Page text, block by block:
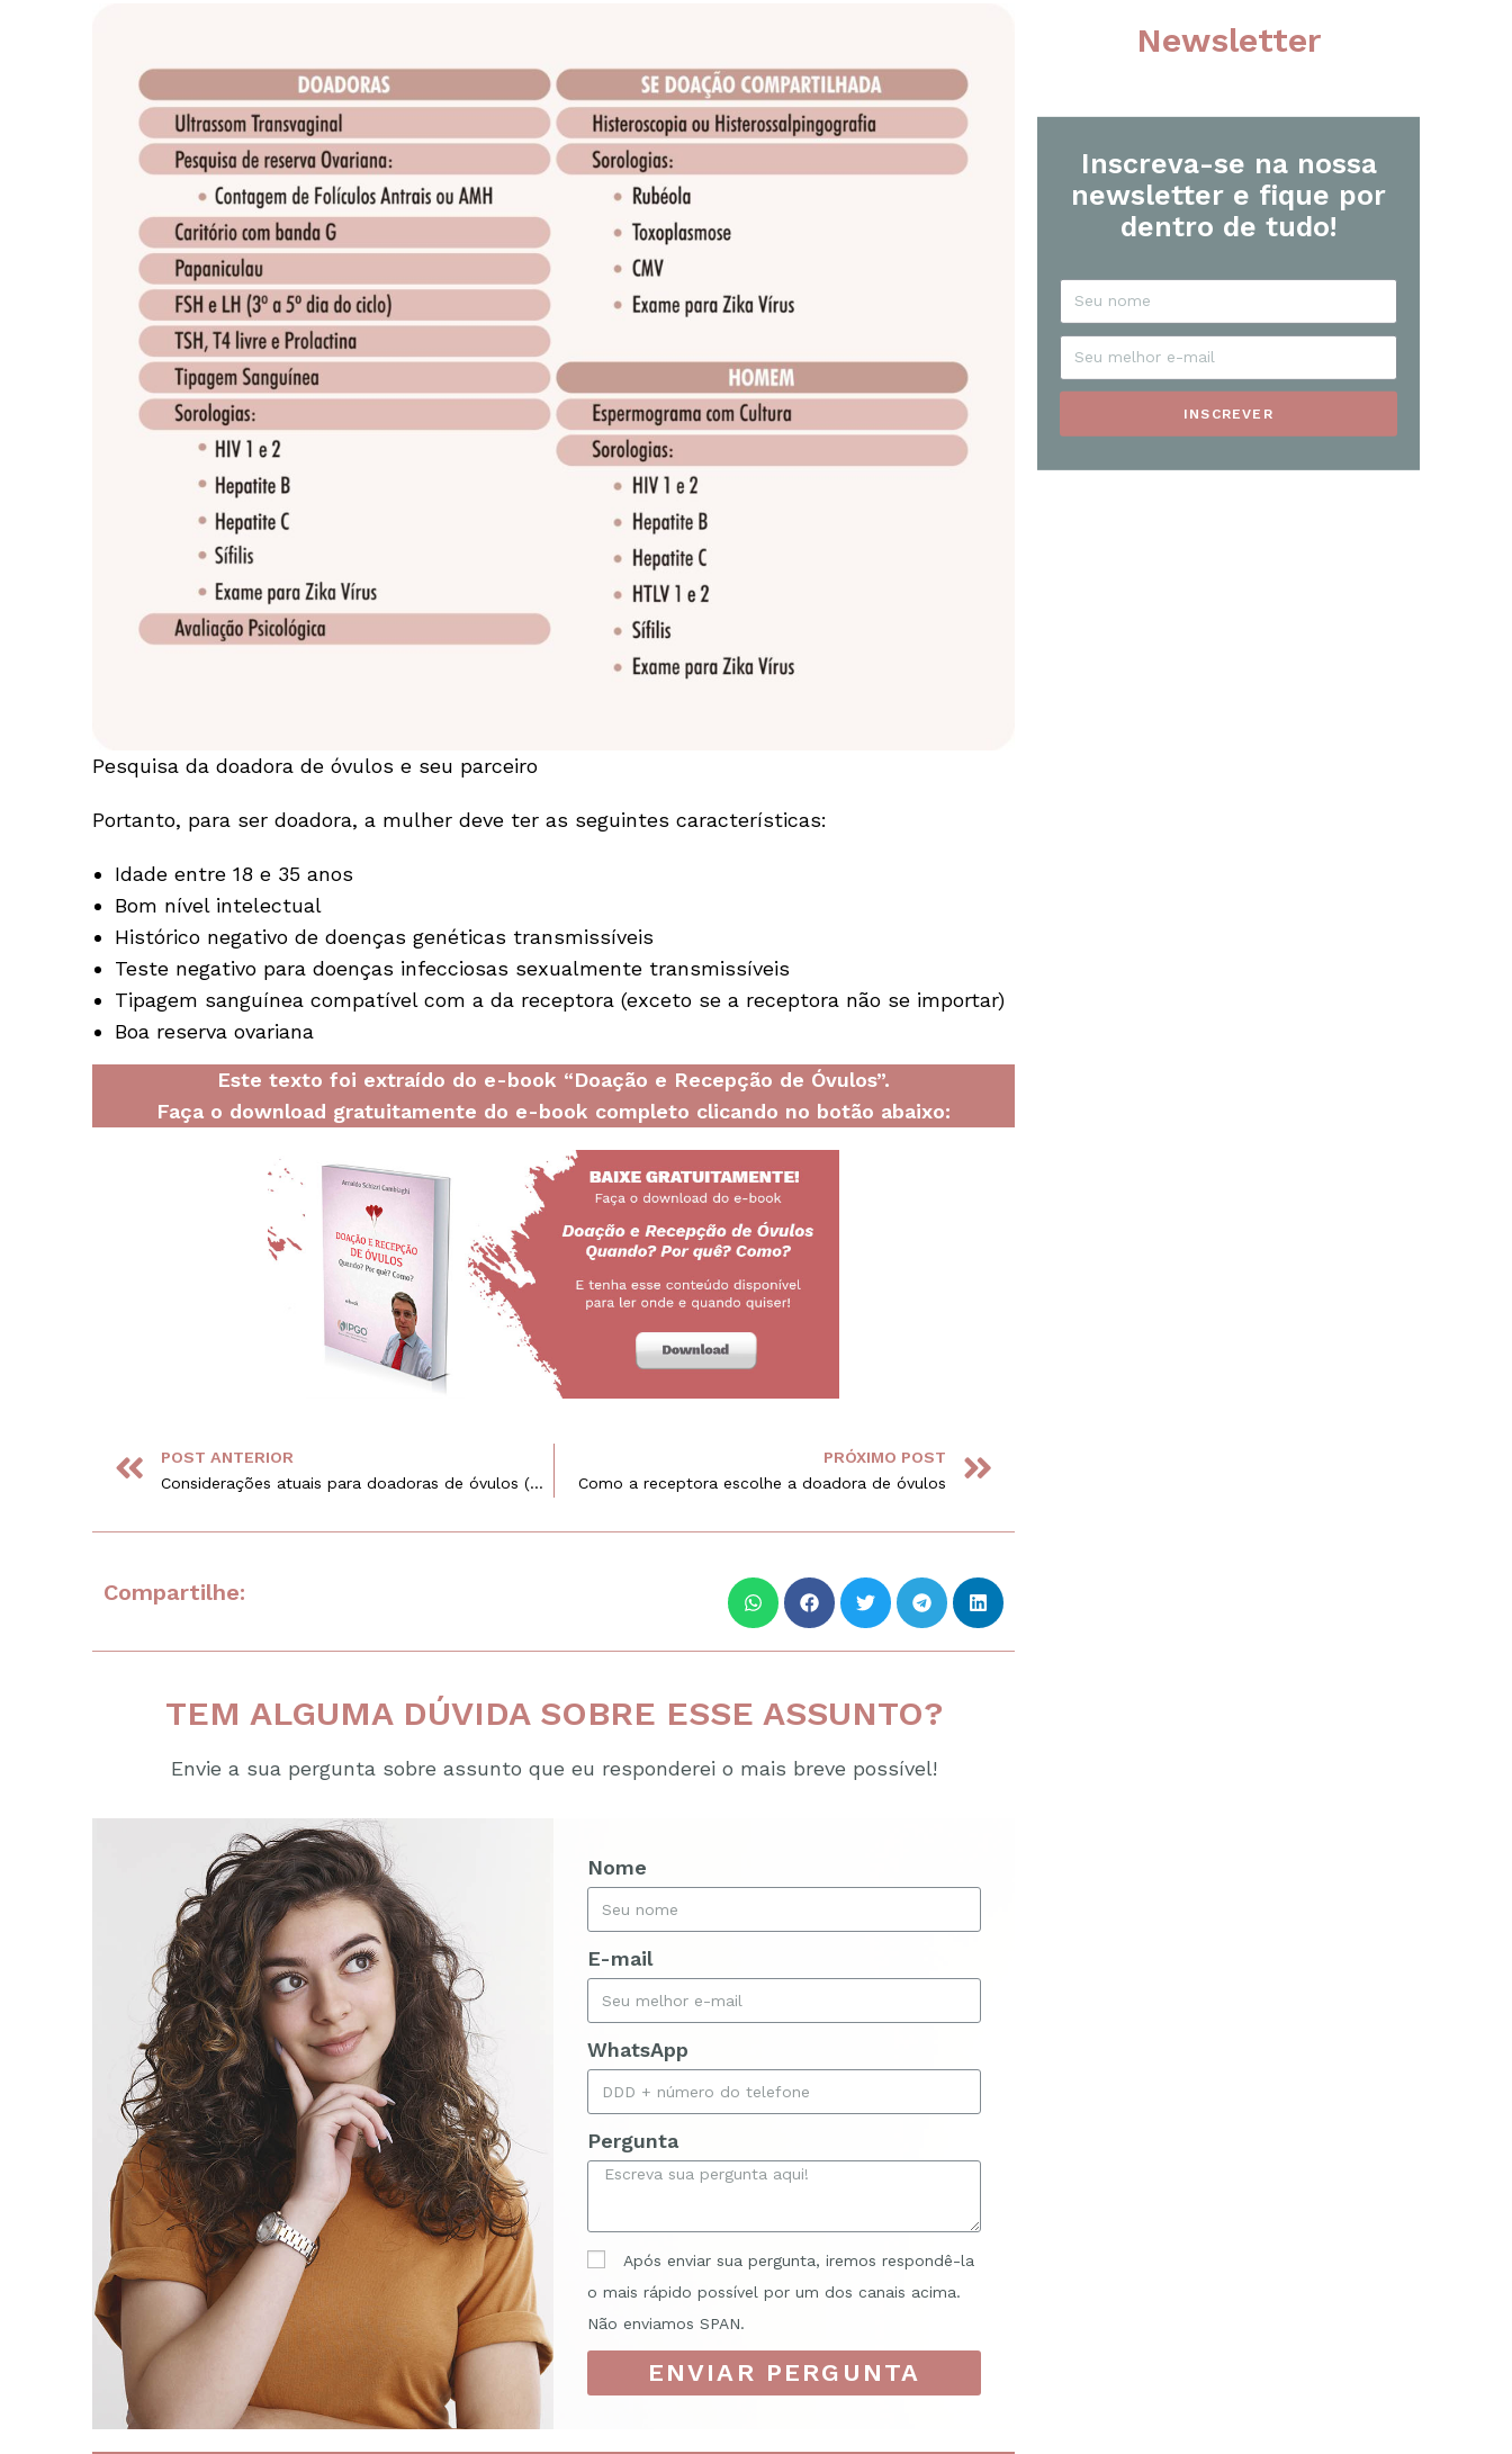
Pesquisa da doadora de óvulos e seu parceiro
Portanto, para ser doadora, a mulher deve ter as seguintes características:
Idade entre 18 e 35 anos
Bom nível intelectual
Histórico negativo de doenças genéticas transmissíveis
Teste negativo para doenças infecciosas sexualmente transmissíveis
Tipagem sanguínea compatível com a da receptora (exceto se a receptora não se importar)
Boa reserva ovariana
Este texto foi extraído do e-book “Doação e Recepção de Óvulos”.
Faça o download gratuitamente do e-book completo clicando no botão abaixo:
POST ANTERIOR
Considerações atuais para doadoras de óvulos (banco de óvulos)
PRÓXIMO POST
Como a receptora escolhe a doadora de óvulos
Compartilhe:
TEM ALGUMA DÚVIDA SOBRE ESSE ASSUNTO?
Envie a sua pergunta sobre assunto que eu responderei o mais breve possível!
Nome
E-mail
WhatsApp
Pergunta
Após enviar sua pergunta, iremos respondê-la
o mais rápido possível por um dos canais acima.
Não enviamos SPAN.
ENVIAR PERGUNTA
Newsletter
Inscreva-se na nossa
newsletter e fique por
dentro de tudo!
INSCREVER